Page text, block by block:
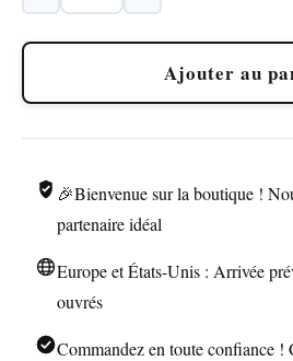
HONEST
Torche
avec
Cigare
Ajouter au
🎉Bienvenue sur la boutique !
partenaire idéal
Europe et États-Unis : Arrivée
ouvrés
Commandez en toute confiance !